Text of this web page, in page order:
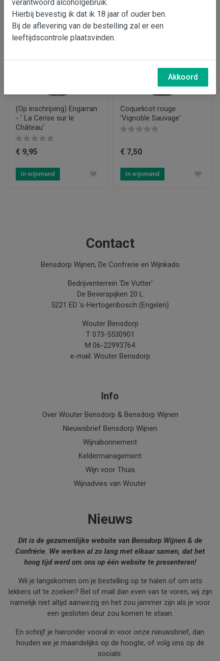
Frankrijk
Soort wijn
Rode wijn
Regio
merlot, syrah
Producent
Château de 'l'Engarran
Kleur
Rood
Château de
La Cérise sur le Château
(Op inschrijving) Engarran
- ' La Cerise sur le
Château'
€ 9,95
In wijnmand
Coquelicot rouge
'Vignoble Sauvage'
€ 7,50
In wijnmand
Contact
Bensdorp Wijnen, De Confrerie en Wijnkado
Bedrijventerrein 'De Vutter'
De Beverspijken 20 L
5221 ED 's-Hertogenbosch (Engelen)
Wouter Bensdorp
T 073-5530901
M 06-22993764
e-mail: Wouter Bensdorp
Info
Over Wouter Bensdorp & Bensdorp Wijnen
Nieuwsbrief Bensdorp Wijnen
Wijnabonnement
Keldermanagement
Wijn voor Thuis
Wijnadvies van Wouter
Nieuws
Dit is de gezamenlijke website van Bensdorp Wijnen & de
Confrérie. We werken al zo lang met elkaar samen, dat het
hoog tijd werd om ons op één website te presenteren!
Wil je langskomen om je bestelling op te halen of om iets
lekkers uit te zoeken? Bel of mail dan even van te voren, wij zijn
namelijk niet altijd aanwezig en het zou jammer zijn als je voor
een gesloten deur zou komen te staan.
En schrijf je hieronder vooral in voor onze nieuwsbrief, dan
houden we je maandelijks op de hoogte, of volg ons op de
socials:
verantwoord alcoholgebruik.
Hierbij bevestig ik dat ik 18 jaar of ouder ben.
Bij de aflevering van de bestelling zal er een
leeftijdscontrole plaatsvinden.
Akkoord